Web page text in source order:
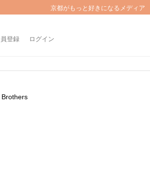
京都がもっと好きになるメディア
登録 ログイン
Brothers